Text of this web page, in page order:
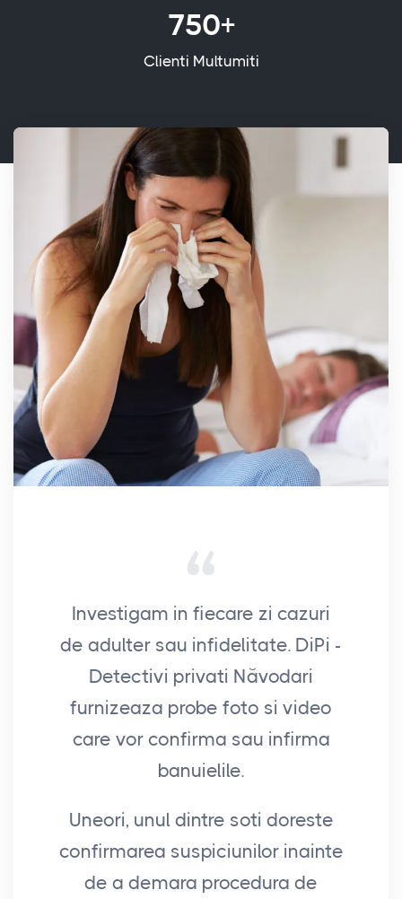
750+
Clienti Multumiti
Investigam in fiecare zi cazuri
de adulter sau infidelitate. DiPi -
Detectivi privati Năvodari
furnizeaza probe foto si video
care vor confirma sau infirma
banuielile.
Uneori, unul dintre soti doreste
confirmarea suspiciunilor inainte
de a demara procedura de